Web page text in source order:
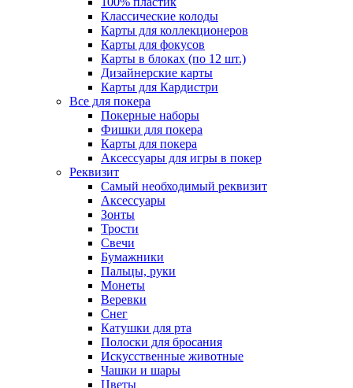
Классические колоды
Карты для коллекционеров
Карты для фокусов
Карты в блоках (по 12 шт.)
Дизайнерские карты
Карты для Кардистри
Все для покера
Покерные наборы
Фишки для покера
Карты для покера
Аксессуары для игры в покер
Реквизит
Самый необходимый реквизит
Аксессуары
Зонты
Трости
Свечи
Бумажники
Пальцы, руки
Монеты
Веревки
Снег
Катушки для рта
Полоски для бросания
Искусственные животные
Чашки и шары
Цветы